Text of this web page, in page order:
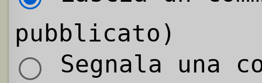
pubblicato)
Segnala una